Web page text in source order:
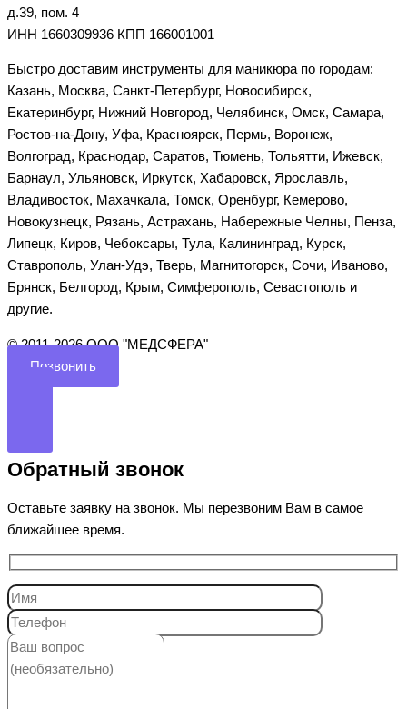
д.39, пом. 4
ИНН 1660309936 КПП 166001001
Быстро доставим инструменты для маникюра по городам:
Казань, Москва, Санкт-Петербург, Новосибирск,
Екатеринбург, Нижний Новгород, Челябинск, Омск, Самара,
Ростов-на-Дону, Уфа, Красноярск, Пермь, Воронеж,
Волгоград, Краснодар, Саратов, Тюмень, Тольятти, Ижевск,
Барнаул, Ульяновск, Иркутск, Хабаровск, Ярославль,
Владивосток, Махачкала, Томск, Оренбург, Кемерово,
Новокузнецк, Рязань, Астрахань, Набережные Челны, Пенза,
Липецк, Киров, Чебоксары, Тула, Калининград, Курск,
Ставрополь, Улан-Удэ, Тверь, Магнитогорск, Сочи, Иваново,
Брянск, Белгород, Крым, Симферополь, Севастополь и
другие.
©️ 2011-2026 ООО "МЕДСФЕРА"
Позвонить
Обратный звонок
Оставьте заявку на звонок. Мы перезвоним Вам в самое
ближайшее время.